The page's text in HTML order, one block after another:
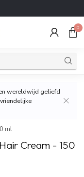
0
wereldwijd geliefd
ml
Cream - 150